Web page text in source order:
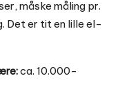
måske måling pr.
Det er tit en lille el-
ca. 10.000-